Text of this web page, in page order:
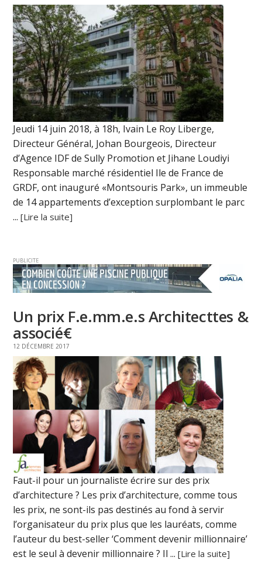
Jeudi 14 juin 2018, à 18h, Ivain Le Roy Liberge,
Directeur Général, Johan Bourgeois, Directeur
d’Agence IDF de Sully Promotion et Jihane Loudiyi
Responsable marché résidentiel Ile de France de
GRDF, ont inauguré «Montsouris Park», un immeuble
de 14 appartements d’exception surplombant le parc
...[Lire la suite]
PUBLICITE
Un prix F.e.mm.e.s Architecttes &
associé€
12 DÉCEMBRE 2017
Faut-il pour un journaliste écrire sur des prix
d’architecture ? Les prix d’architecture, comme tous
les prix, ne sont-ils pas destinés au fond à servir
l’organisateur du prix plus que les lauréats, comme
l’auteur du best-seller ‘Comment devenir millionnaire’
est le seul à devenir millionnaire ? Il ...[Lire la suite]